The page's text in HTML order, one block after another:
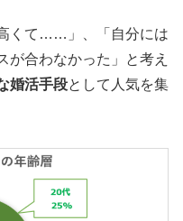
くて……」、「自分には
が合わなかった」と考え
婚活手段として人気を集